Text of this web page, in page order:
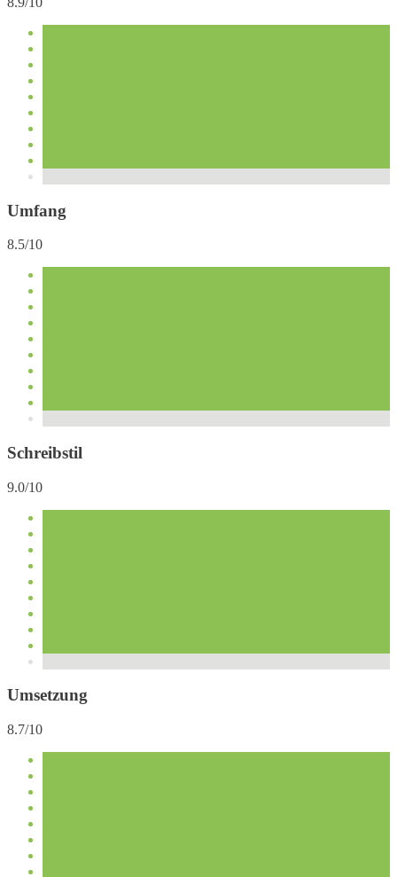
Umfang
8.5/10
Schreibstil
9.0/10
Umsetzung
8.7/10